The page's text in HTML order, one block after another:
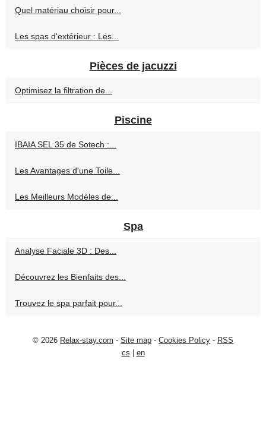
Quel matériau choisir pour...
Les spas d'extérieur : Les...
Pièces de jacuzzi
Optimisez la filtration de...
Piscine
IBAIA SEL 35 de Sotech :...
Les Avantages d'une Toile...
Les Meilleurs Modèles de...
Spa
Analyse Faciale 3D : Des...
Découvrez les Bienfaits des...
Trouvez le spa parfait pour...
© 2026 Relax-stay.com - Site map - Cookies Policy - RSS
cs
en